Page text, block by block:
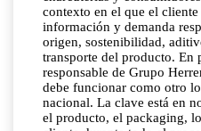
contexto en el que el
información y demanda
origen, sostenibilidad,
transporte del producto. En
responsable de Grupo
debe funcionar como otro
nacional. La clave está en
el producto, el packaging,